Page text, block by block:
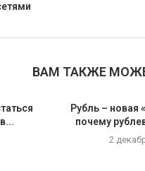
ВАМ ТАКЖЕ
Рубль – новая
почему
2